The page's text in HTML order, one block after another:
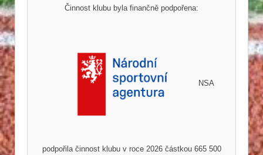
Činnost klubu byla finančně podpořena:
NSA
podpořila činnost klubu v roce 2026 částkou 665 500